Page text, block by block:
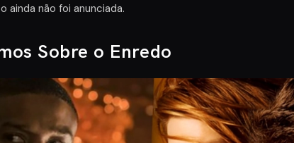
ainda não foi anunciada.
Sobre o Enredo